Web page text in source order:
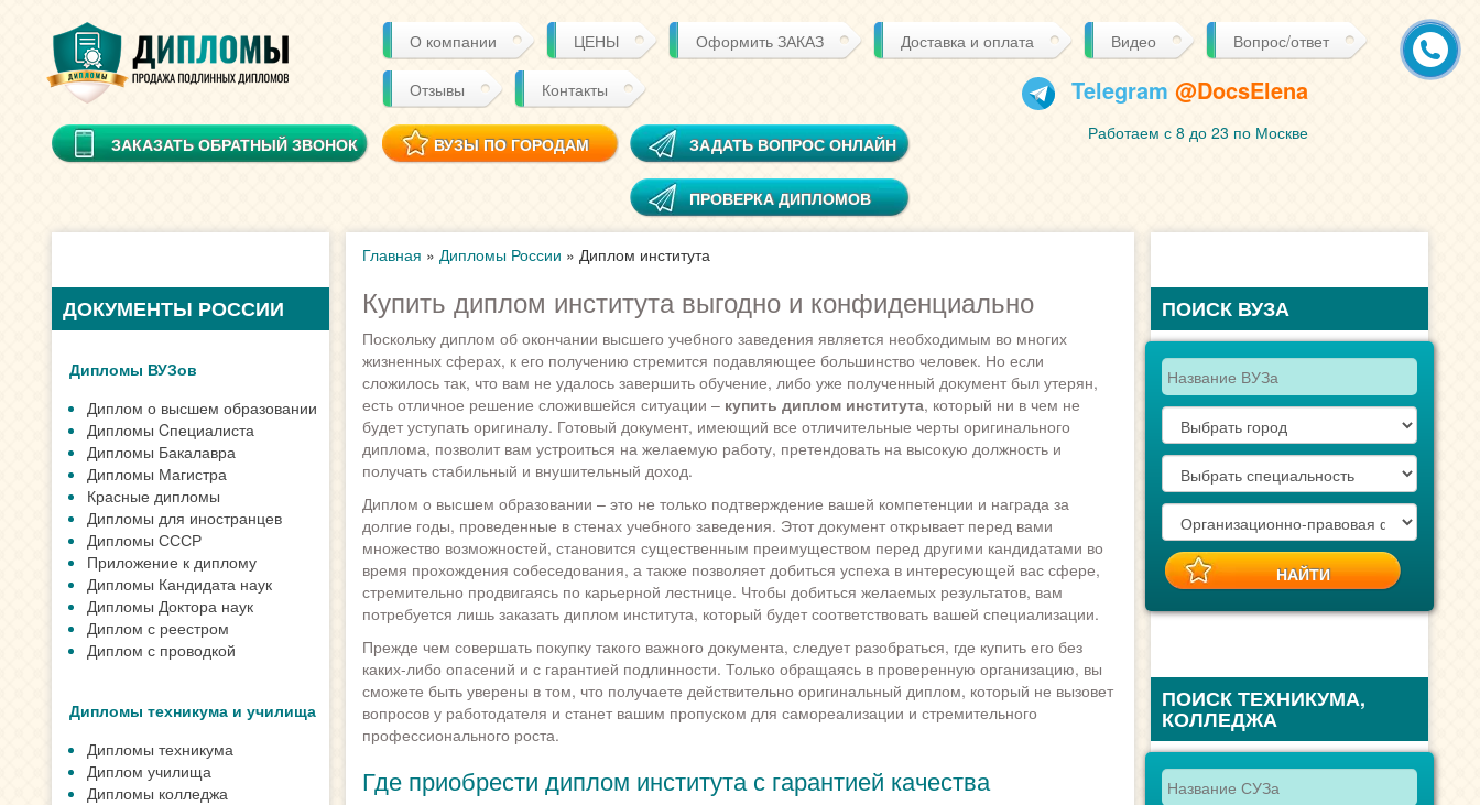
О компании ЦЕНЫ Оформить ЗАКАЗ Доставка и оплата Видео Вопрос/ответ
Отзывы Контакты
ЗАКАЗАТЬ ОБРАТНЫЙ ЗВОНОК ВУЗЫ ПО ГОРОДАМ ЗАДАТЬ ВОПРОС ОНЛАЙН
ПРОВЕРКА ДИПЛОМОВ
Telegram @DocsElena
Работаем с 8 до 23 по Москве
ДОКУМЕНТЫ РОССИИ
Дипломы ВУЗов
Диплом о высшем образовании
Дипломы Cпециалиста
Дипломы Бакалавра
Дипломы Магистра
Красные дипломы
Дипломы для иностранцев
Дипломы СССР
Приложение к диплому
Дипломы Кандидата наук
Дипломы Доктора наук
Диплом с реестром
Диплом с проводкой
Дипломы техникума и училища
Дипломы техникума
Диплом училища
Дипломы колледжа
Главная » Дипломы России » Диплом института
Купить диплом института выгодно и конфиденциально
Поскольку диплом об окончании высшего учебного заведения является необходимым во многих
жизненных сферах, к его получению стремится подавляющее большинство человек. Но если
сложилось так, что вам не удалось завершить обучение, либо уже полученный документ был утерян,
есть отличное решение сложившейся ситуации – купить диплом института, который ни в чем не
будет уступать оригиналу. Готовый документ, имеющий все отличительные черты оригинального
диплома, позволит вам устроиться на желаемую работу, претендовать на высокую должность и
получать стабильный и внушительный доход.
Диплом о высшем образовании – это не только подтверждение вашей компетенции и награда за
долгие годы, проведенные в стенах учебного заведения. Этот документ открывает перед вами
множество возможностей, становится существенным преимуществом перед другими кандидатами во
время прохождения собеседования, а также позволяет добиться успеха в интересующей вас сфере,
стремительно продвигаясь по карьерной лестнице. Чтобы добиться желаемых результатов, вам
потребуется лишь заказать диплом института, который будет соответствовать вашей специализации.
Прежде чем совершать покупку такого важного документа, следует разобраться, где купить его без
каких-либо опасений и с гарантией подлинности. Только обращаясь в проверенную организацию, вы
сможете быть уверены в том, что получаете действительно оригинальный диплом, который не вызовет
вопросов у работодателя и станет вашим пропуском для самореализации и стремительного
профессионального роста.
Где приобрести диплом института с гарантией качества
ПОИСК ВУЗА
ПОИСК ТЕХНИКУМА,
КОЛЛЕДЖА